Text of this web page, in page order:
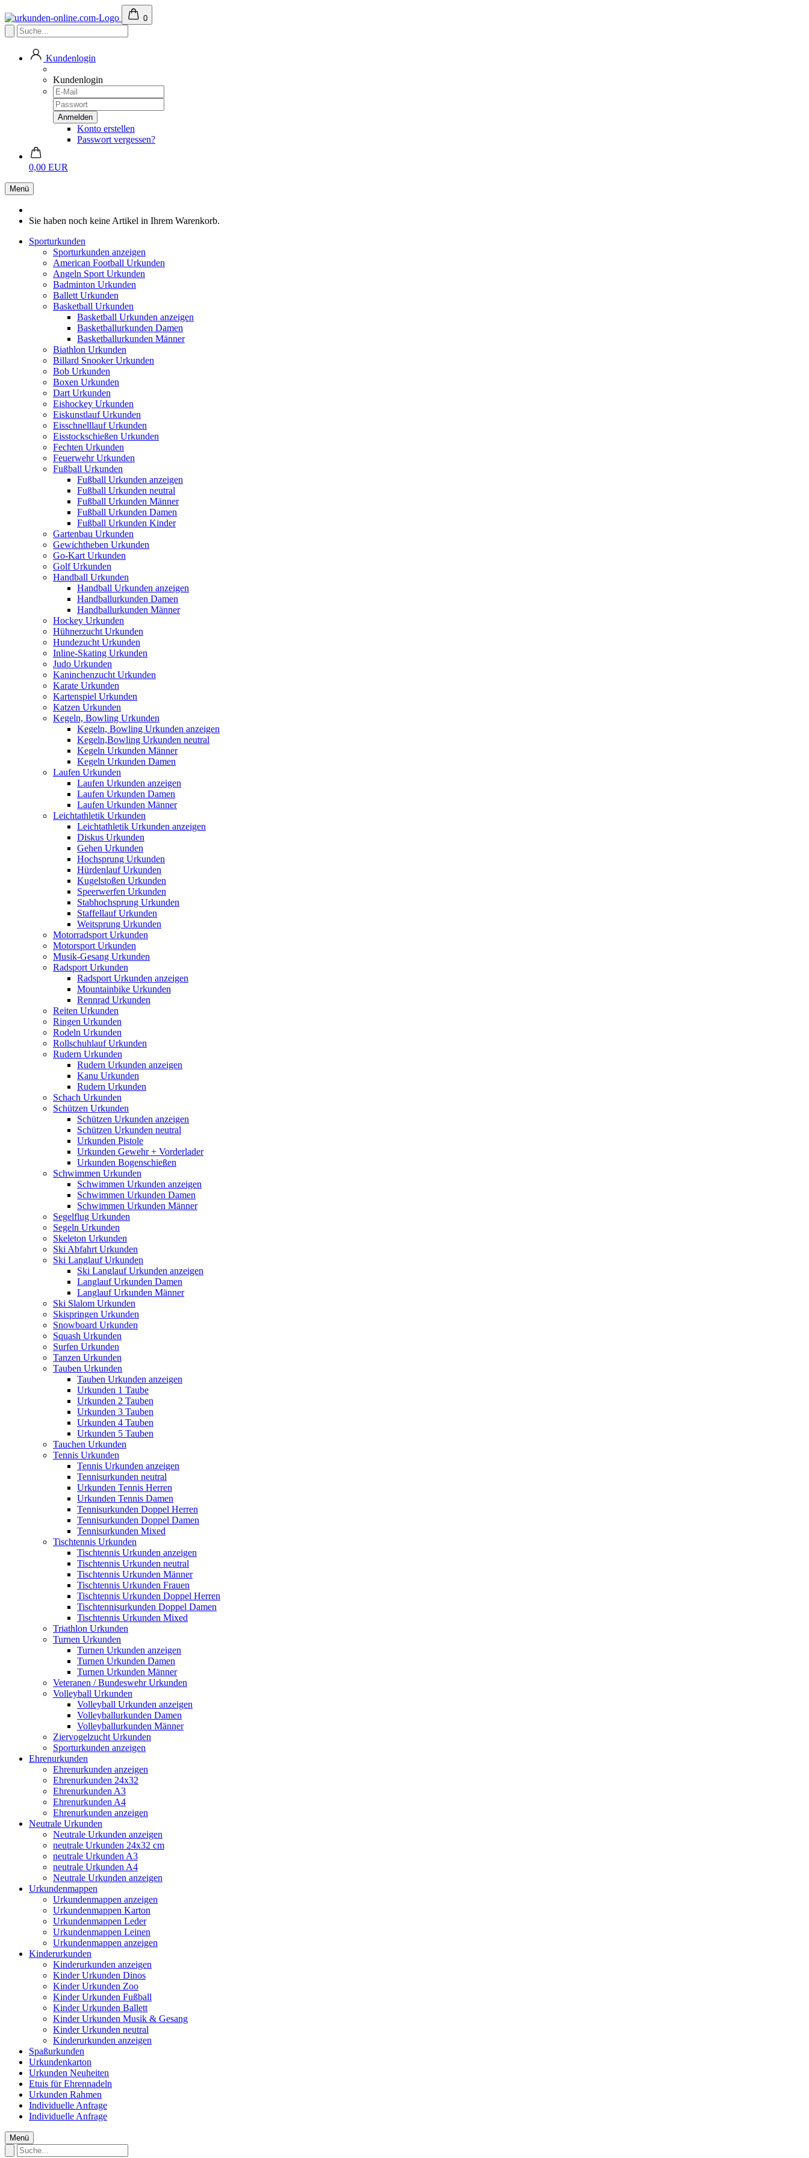
0
Kundenlogin
Kundenlogin
Konto erstellen
Passwort vergessen?
0,00 EUR
Menü
Sie haben noch keine Artikel in Ihrem Warenkorb.
Sporturkunden
Sporturkunden anzeigen
American Football Urkunden
Angeln Sport Urkunden
Badminton Urkunden
Ballett Urkunden
Basketball Urkunden
Basketball Urkunden anzeigen
Basketballurkunden Damen
Basketballurkunden Männer
Biathlon Urkunden
Billard Snooker Urkunden
Bob Urkunden
Boxen Urkunden
Dart Urkunden
Eishockey Urkunden
Eiskunstlauf Urkunden
Eisschnelllauf Urkunden
Eisstockschießen Urkunden
Fechten Urkunden
Feuerwehr Urkunden
Fußball Urkunden
Fußball Urkunden anzeigen
Fußball Urkunden neutral
Fußball Urkunden Männer
Fußball Urkunden Damen
Fußball Urkunden Kinder
Gartenbau Urkunden
Gewichtheben Urkunden
Go-Kart Urkunden
Golf Urkunden
Handball Urkunden
Handball Urkunden anzeigen
Handballurkunden Damen
Handballurkunden Männer
Hockey Urkunden
Hühnerzucht Urkunden
Hundezucht Urkunden
Inline-Skating Urkunden
Judo Urkunden
Kaninchenzucht Urkunden
Karate Urkunden
Kartenspiel Urkunden
Katzen Urkunden
Kegeln, Bowling Urkunden
Kegeln, Bowling Urkunden anzeigen
Kegeln,Bowling Urkunden neutral
Kegeln Urkunden Männer
Kegeln Urkunden Damen
Laufen Urkunden
Laufen Urkunden anzeigen
Laufen Urkunden Damen
Laufen Urkunden Männer
Leichtathletik Urkunden
Leichtathletik Urkunden anzeigen
Diskus Urkunden
Gehen Urkunden
Hochsprung Urkunden
Hürdenlauf Urkunden
Kugelstoßen Urkunden
Speerwerfen Urkunden
Stabhochsprung Urkunden
Staffellauf Urkunden
Weitsprung Urkunden
Motorradsport Urkunden
Motorsport Urkunden
Musik-Gesang Urkunden
Radsport Urkunden
Radsport Urkunden anzeigen
Mountainbike Urkunden
Rennrad Urkunden
Reiten Urkunden
Ringen Urkunden
Rodeln Urkunden
Rollschuhlauf Urkunden
Rudern Urkunden
Rudern Urkunden anzeigen
Kanu Urkunden
Rudern Urkunden
Schach Urkunden
Schützen Urkunden
Schützen Urkunden anzeigen
Schützen Urkunden neutral
Urkunden Pistole
Urkunden Gewehr + Vorderlader
Urkunden Bogenschießen
Schwimmen Urkunden
Schwimmen Urkunden anzeigen
Schwimmen Urkunden Damen
Schwimmen Urkunden Männer
Segelflug Urkunden
Segeln Urkunden
Skeleton Urkunden
Ski Abfahrt Urkunden
Ski Langlauf Urkunden
Ski Langlauf Urkunden anzeigen
Langlauf Urkunden Damen
Langlauf Urkunden Männer
Ski Slalom Urkunden
Skispringen Urkunden
Snowboard Urkunden
Squash Urkunden
Surfen Urkunden
Tanzen Urkunden
Tauben Urkunden
Tauben Urkunden anzeigen
Urkunden 1 Taube
Urkunden 2 Tauben
Urkunden 3 Tauben
Urkunden 4 Tauben
Urkunden 5 Tauben
Tauchen Urkunden
Tennis Urkunden
Tennis Urkunden anzeigen
Tennisurkunden neutral
Urkunden Tennis Herren
Urkunden Tennis Damen
Tennisurkunden Doppel Herren
Tennisurkunden Doppel Damen
Tennisurkunden Mixed
Tischtennis Urkunden
Tischtennis Urkunden anzeigen
Tischtennis Urkunden neutral
Tischtennis Urkunden Männer
Tischtennis Urkunden Frauen
Tischtennis Urkunden Doppel Herren
Tischtennisurkunden Doppel Damen
Tischtennis Urkunden Mixed
Triathlon Urkunden
Turnen Urkunden
Turnen Urkunden anzeigen
Turnen Urkunden Damen
Turnen Urkunden Männer
Veteranen / Bundeswehr Urkunden
Volleyball Urkunden
Volleyball Urkunden anzeigen
Volleyballurkunden Damen
Volleyballurkunden Männer
Ziervogelzucht Urkunden
Sporturkunden anzeigen
Ehrenurkunden
Ehrenurkunden anzeigen
Ehrenurkunden 24x32
Ehrenurkunden A3
Ehrenurkunden A4
Ehrenurkunden anzeigen
Neutrale Urkunden
Neutrale Urkunden anzeigen
neutrale Urkunden 24x32 cm
neutrale Urkunden A3
neutrale Urkunden A4
Neutrale Urkunden anzeigen
Urkundenmappen
Urkundenmappen anzeigen
Urkundenmappen Karton
Urkundenmappen Leder
Urkundenmappen Leinen
Urkundenmappen anzeigen
Kinderurkunden
Kinderurkunden anzeigen
Kinder Urkunden Dinos
Kinder Urkunden Zoo
Kinder Urkunden Fußball
Kinder Urkunden Ballett
Kinder Urkunden Musik & Gesang
Kinder Urkunden neutral
Kinderurkunden anzeigen
Spaßurkunden
Urkundenkarton
Urkunden Neuheiten
Etuis für Ehrennadeln
Urkunden Rahmen
Individuelle Anfrage
Individuelle Anfrage
Menü